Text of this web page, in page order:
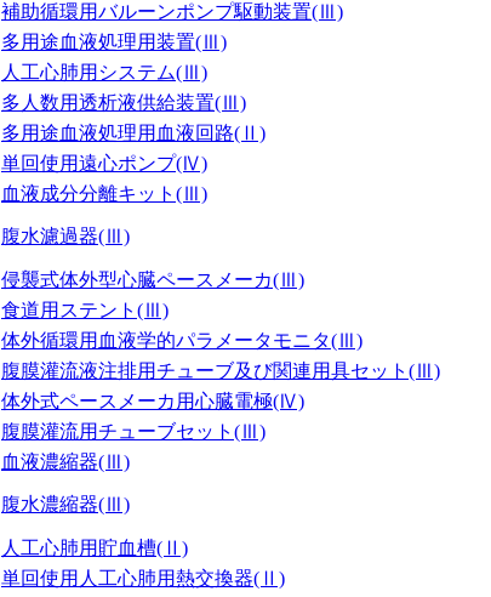
補助循環用バルーンポンプ駆動装置(Ⅲ)
多用途血液処理用装置(Ⅲ)
人工心肺用システム(Ⅲ)
多人数用透析液供給装置(Ⅲ)
多用途血液処理用血液回路(Ⅱ)
単回使用遠心ポンプ(Ⅳ)
血液成分分離キット (Ⅲ)
腹水濾過器(Ⅲ)
侵襲式体外型心臓ペースメーカ(Ⅲ)
食道用ステント (Ⅲ)
体外循環用血液学的パラメータモニタ(Ⅲ)
腹膜灌流液注排用チューブ及び関連用具セット (Ⅲ)
体外式ペースメーカ用心臓電極(Ⅳ)
腹膜灌流用チューブセット (Ⅲ)
血液濃縮器(Ⅲ)
腹水濃縮器(Ⅲ)
人工心肺用貯血槽(Ⅱ)
単回使用人工心肺用熱交換器(Ⅱ)